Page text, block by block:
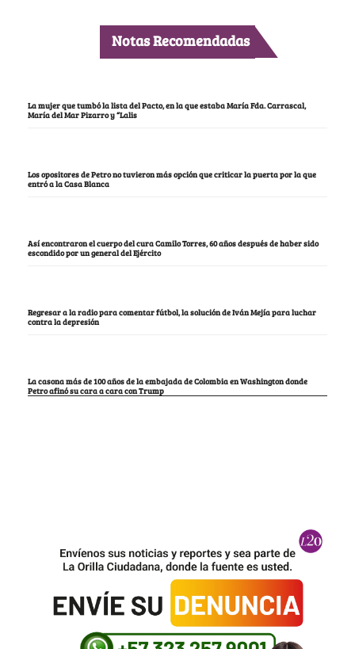
Notas Recomendadas
La mujer que tumbó la lista del Pacto, en la que estaba María Fda. Carrascal,
María del Mar Pizarro y “Lalis
Los opositores de Petro no tuvieron más opción que criticar la puerta por la que
entró a la Casa Blanca
Así encontraron el cuerpo del cura Camilo Torres, 60 años después de haber sido
escondido por un general del Ejército
Regresar a la radio para comentar fútbol, la solución de Iván Mejía para luchar
contra la depresión
La casona más de 100 años de la embajada de Colombia en Washington donde
Petro afinó su cara a cara con Trump